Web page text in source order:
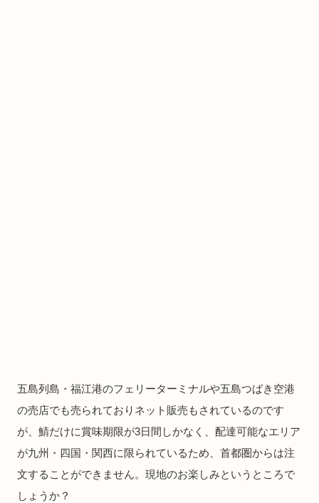
五島列島・福江港のフェリーターミナルや五島つばき空港
の売店でも売られておりネット販売もされているのです
が、鯖だけに賞味期限が3日間しかなく、配達可能なエリア
が九州・四国・関西に限られているため、首都圏からは注
文することができません。現地のお楽しみというところで
しょうか？